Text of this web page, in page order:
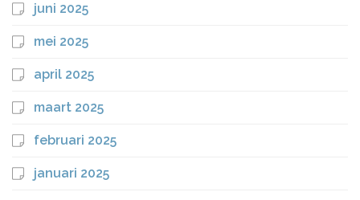
juni 2025
mei 2025
april 2025
maart 2025
februari 2025
januari 2025